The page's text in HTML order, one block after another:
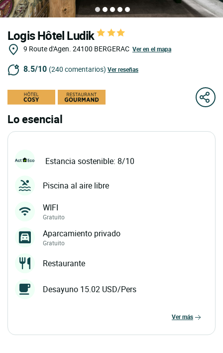
Logis Hôtel Ludik
9 Route d'Agen. 24100 BERGERAC Ver en el mapa
8.5/10 (240 comentarios) Ver reseñas
Lo esencial
Estancia sostenible: 8/10
Piscina al aire libre
WIFI
Gratuito
Aparcamiento privado
Gratuito
Restaurante
Desayuno 15.02 USD/Pers
ver más